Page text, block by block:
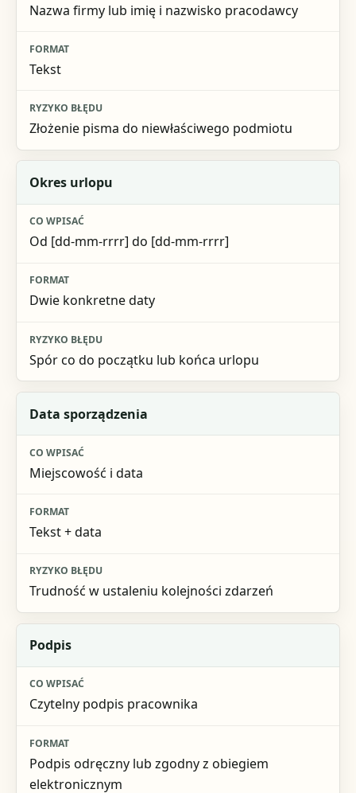
Nazwa firmy lub imię i nazwisko pracodawcy
Tekst
Złożenie pisma do niewłaściwego podmiotu
Okres urlopu
Od [dd-mm-rrrr] do [dd-mm-rrrr]
Dwie konkretne daty
Spór co do początku lub końca urlopu
Data sporządzenia
Miejscowość i data
Tekst + data
Trudność w ustaleniu kolejności zdarzeń
Podpis
Czytelny podpis pracownika
Podpis odręczny lub zgodny z obiegiem
elektronicznym